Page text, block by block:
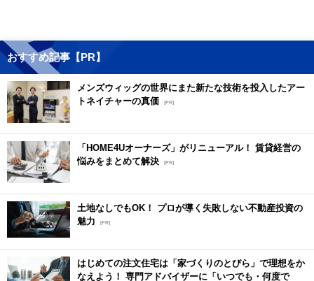
おすすめ記事【PR】
メンズウィッグの世界にまた新たな技術を投入したアー
トネイチャーの真価 [PR]
「HOME4Uオーナーズ」がリニューアル！ 賃貸経営の
悩みをまとめて解決 [PR]
土地なしでもOK！ プロが導く失敗しない不動産投資の
魅力
[PR]
はじめての注文住宅は「家づくりのとびら」で理想をか
なえよう！ 専門アドバイザーに「いつでも・何度で